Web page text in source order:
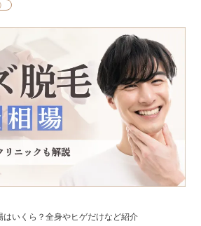
はいくら？全身やヒゲだけなど紹介